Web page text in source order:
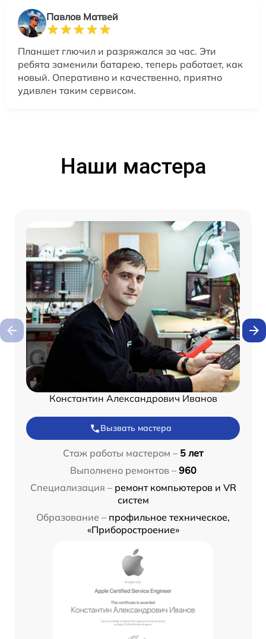
Павлов Матвей
Планшет глючил и разряжался за час. Эти
ребята заменили батарею, теперь работает, как
новый. Оперативно и качественно, приятно
удивлен таким сервисом.
Наши мастера
Константин Александрович Иванов
Вызвать мастера
Стаж работы мастером – 5 лет
Выполнено ремонтов – 960
Специализация – ремонт компьютеров и VR
систем
Образование – профильное техническое,
«Приборостроение»